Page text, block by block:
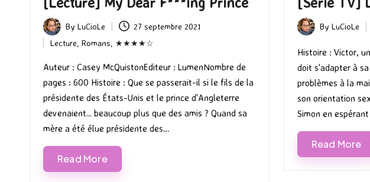
Posted
by
By LuCioLe 27 septembre 2021
Posted
in
Lecture Romans ★★★★☆
Auteur : Casey McQuistonEditeur : LumenNombre de
pages : 600 Histoire : Que se passerait-il si le fils de la
présidente des États-Unis et le prince d'Angleterre
devenaient... beaucoup plus que des amis ? Quand sa
mère a été élue présidente des…
Read More
Posted
by
By LuCioLe
Histoire : Victor,
doit s'adapter à
problèmes à la
son orientation
Simon en
Read More